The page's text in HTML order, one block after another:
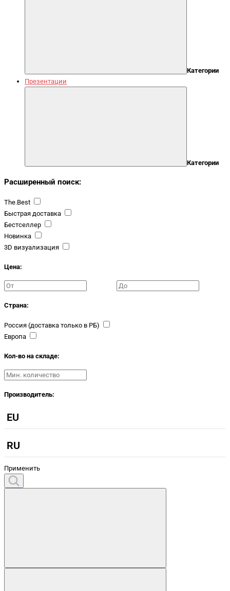
Категории
Презентации
Категории
Расширенный поиск:
The.Best
Быстрая доставка
Бестселлер
Новинка
3D визуализация
Цена:
Страна:
Россия (доставка только в РБ)
Европа
Кол-во на складе:
Производитель:
EU
RU
Применить